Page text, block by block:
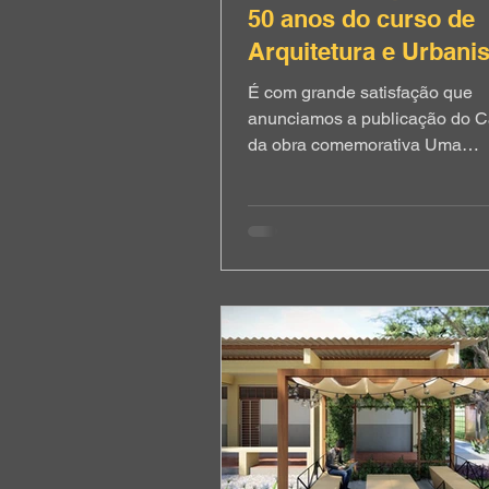
50 anos do curso de
Arquitetura e
UFPB
É com grande satisfação que
anunciamos a publicação do
da obra comemorativa Uma
Santana. O capítulo integra o
coletivo de memória e
histórica que marca este meio
formação em arquitetura e
Paraíba. Por meio de
histórico, os autores do
reconstroem a evolução das
pione